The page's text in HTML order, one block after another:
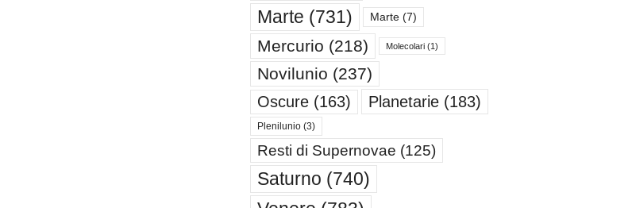
Marte (731) Marte(7)
Mercurio (218) Molecolari(1)
Novilunio (237)
Oscure(163) Planetarie(183)
Plenilunio(3)
Resti di Supernovae (125)
Saturno (740)